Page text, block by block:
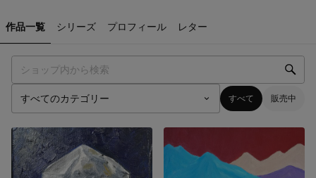
作品一覧 シリーズ プロフィール レター
すべて 販売中